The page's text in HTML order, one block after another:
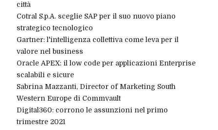
città
Cotral S.p.A. sceglie SAP per il suo nuovo piano
strategico tecnologico
Gartner: l'intelligenza collettiva come leva per il
valore nel business
Oracle APEX: il low code per applicazioni Enterprise
scalabili e sicure
Sabrina Mazzanti, Director of Marketing South
Western Europe di Commvault
Digital360: corrono le assunzioni nel primo
trimestre 2021